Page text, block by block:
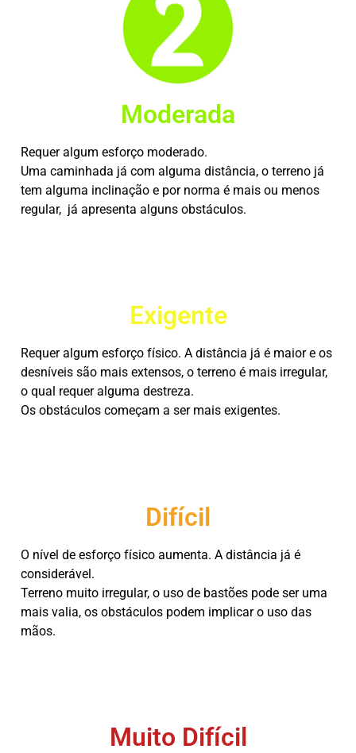
Moderada
Requer algum esforço moderado.
Uma caminhada já com alguma distância, o terreno já
tem alguma inclinação e por norma é mais ou menos
regular, já apresenta alguns obstáculos.
Exigente
Requer algum esforço físico. A distância já é maior e os
desníveis são mais extensos, o terreno é mais irregular,
o qual requer alguma destreza.
Os obstáculos começam a ser mais exigentes.
Difícil
O nível de esforço físico aumenta. A distância já é
considerável.
Terreno muito irregular, o uso de bastões pode ser uma
mais valia, os obstáculos podem implicar o uso das
mãos.
Muito Difícil